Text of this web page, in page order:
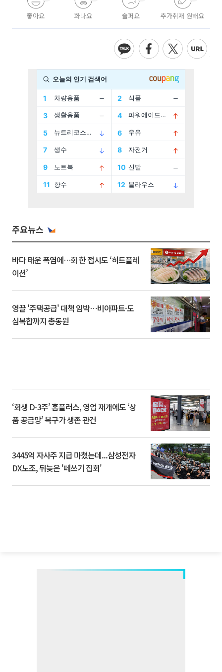
좋아요 화나요 슬퍼요 추가취재 원해요
주요뉴스
바다 태운 폭염에…회 한 접시도 ‘히트플레
이션’
영끌 '주택공급' 대책 임박⋯비아파트·도
심복합까지 총동원
‘회생 D-3주’ 홈플러스, 영업 재개에도 ‘상
품 공급망’ 복구가 생존 관건
3445억 자사주 지급 마쳤는데...삼성전자
DX노조, 뒤늦은 '떼쓰기 집회'